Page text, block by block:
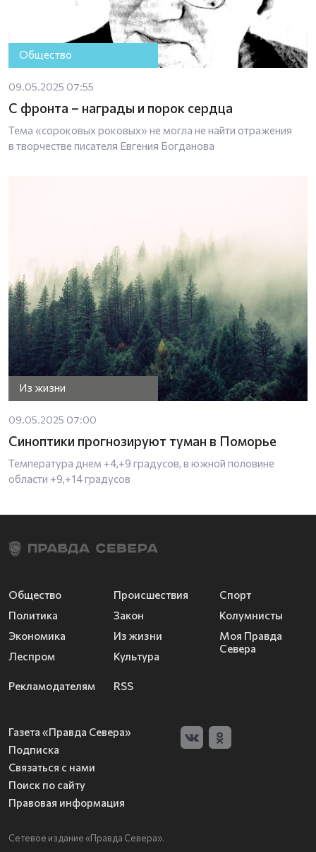
Общество
09.05.2025 07:55
С фронта – награды и порок сердца
Тема «сороковых роковых» не могла не найти отражения
в творчестве писателя Евгения Богданова
Из жизни
09.05.2025 07:00
Синоптики прогнозируют туман в Поморье
Температура днем +4,+9 градусов, в южной половине
области +9,+14 градусов
Общество
Политика
Экономика
Леспром
Происшествия
Закон
Из жизни
Культура
Спорт
Колумнисты
Моя Правда
Севера
Рекламодателям RSS
Газета «Правда Севера»
Подписка
Связаться с нами
Поиск по сайту
Правовая информация
Сетевое издание «Правда Севера».